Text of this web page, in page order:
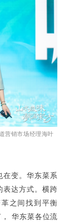
营销市场经理海叶
变。华东菜系
达方式。横跨
之间找到平衡
华东菜各位流